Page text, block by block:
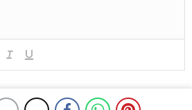
Hakları Saklıdır. Powered By